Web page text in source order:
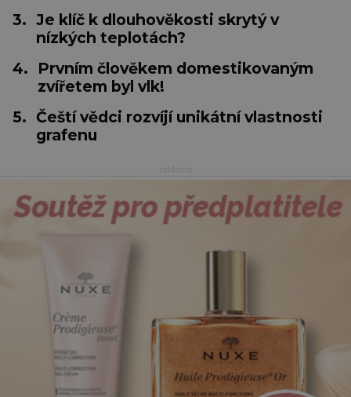
3. Je klíč k dlouhověkosti skrytý v
nízkých teplotách?
4.
Prvním člověkem domestikovaným
zvířetem byl vlk!
5. Čeští vědci rozvíjí unikátní vlastnosti
grafenu